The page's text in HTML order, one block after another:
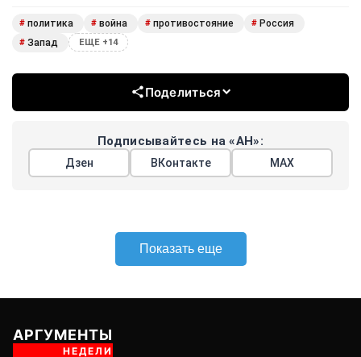
# политика # война # противостояние # Россия
# Запад ЕЩЕ +14
Поделиться
Подписывайтесь на «АН»:
Дзен ВКонтакте МАХ
Показать еще
АРГУМЕНТЫ
НЕДЕЛИ